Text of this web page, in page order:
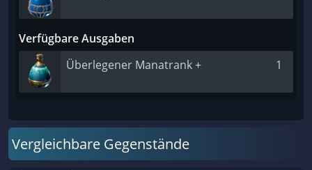
Verfügbare Ausgaben
Überlegener Manatrank +
1
Vergleichbare Gegenstände